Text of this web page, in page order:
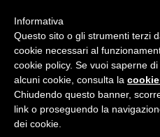
Informativa
Questo sito o gli strumenti terzi
cookie necessari al
cookie policy. Se vuoi saperne
alcuni cookie, consulta la
Chiudendo questo banner,
link o proseguendo la
dei cookie.